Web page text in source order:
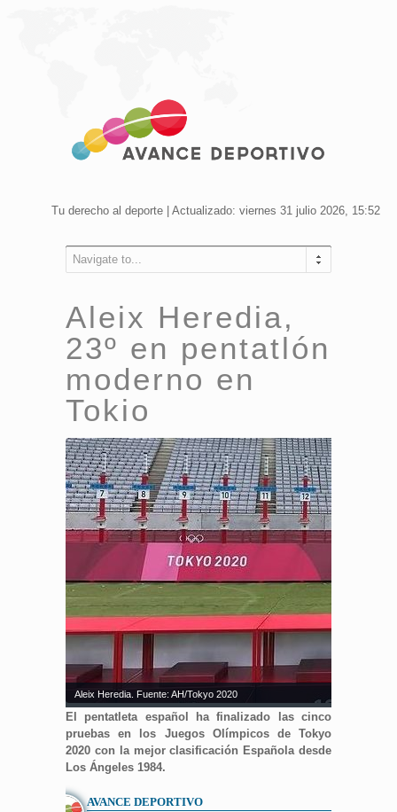
Tu derecho al deporte | Actualizado: viernes 31 julio 2026, 15:52
Navigate to...
Aleix Heredia,
23º en pentatlón
moderno en
Tokio
Aleix Heredia. Fuente: AH/Tokyo 2020
El pentatleta español ha finalizado las cinco
pruebas en los Juegos Olímpicos de Tokyo
2020 con la mejor clasificación Española desde
Los Ángeles 1984.
AVANCE DEPORTIVO